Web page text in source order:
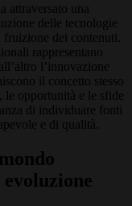
attraversato una
delle tecnologie
dei contenuti.
rappresentano
l’innovazione
il concetto stesso
le opportunità e le sfide
di individuare fonti
e di qualità.